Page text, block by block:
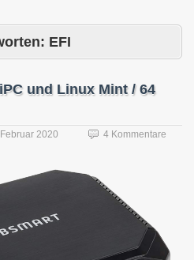
EFI
und Linux Mint / 64
2020 4 Kommentare